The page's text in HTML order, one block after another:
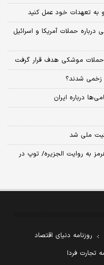
و به تعهدات خود عمل کنید
درباره حملات آمریکا و اسرائیل
حملات موشکی هدف قرار گرفت
زخمی شدند؟
درباره ایران
ملی شد
به روایت الجزیره/ توپ در
روزنامه دنیای اقتصاد
تجارت فردا